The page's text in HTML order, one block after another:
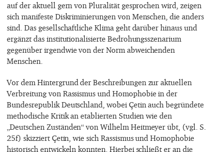
auf der aktuell gern von Pluralität gesprochen wird, zeigen
sich manifeste Diskriminierungen von Menschen, die anders
sind. Das gesellschaftliche Klima geht darüber hinaus und
ergänzt das institutionalisierte Bedrohungsszenarium
gegenüber irgendwie von der Norm abweichenden
Menschen.
Vor dem Hintergrund der Beschreibungen zur aktuellen
Verbreitung von Rassismus und Homophobie in der
Bundesrepublik Deutschland, wobei Çetin auch begründete
methodische Kritik an etablierten Studien wie den
„Deutschen Zuständen“ von Wilhelm Heitmeyer übt, (vgl. S.
25f) skizziert Çetin, wie sich Rassismus und Homophobie
historisch entwickeln konnten. Hierbei schließt er an die